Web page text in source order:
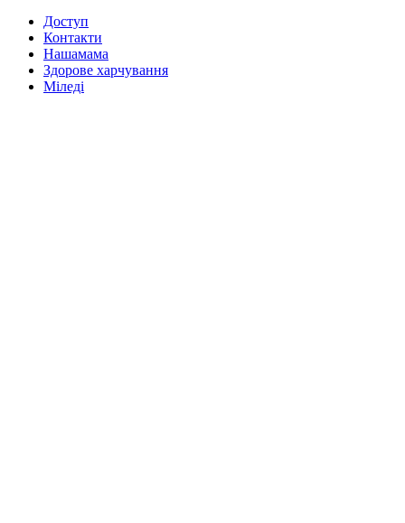
Доступ
Контакти
Нашамама
Здорове харчування
Міледі